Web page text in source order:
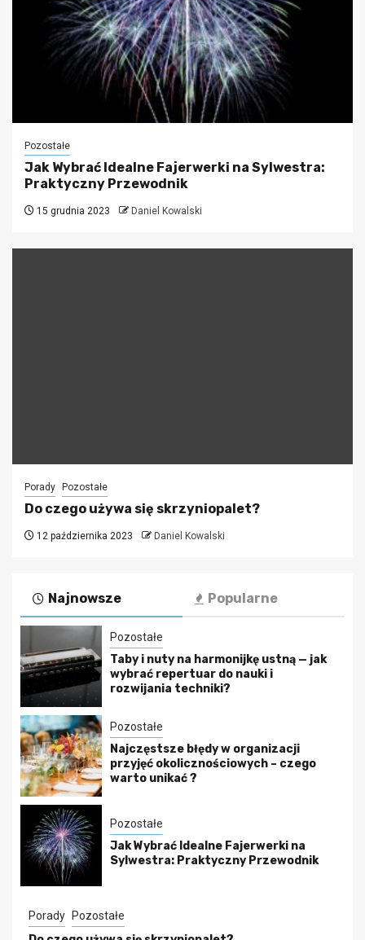
Pozostałe
Jak Wybrać Idealne Fajerwerki na Sylwestra:
Praktyczny Przewodnik
15 grudnia 2023 Daniel Kowalski
Porady Pozostałe
Do czego używa się skrzyniopalet?
12 października 2023 Daniel Kowalski
Najnowsze Popularne
Pozostałe
Taby i nuty na harmonijkę ustną — jak
wybrać repertuar do nauki i
rozwijania techniki?
Pozostałe
Najczęstsze błędy w organizacji
przyjęć okolicznościowych – czego
warto unikać ?
Pozostałe
Jak Wybrać Idealne Fajerwerki na
Sylwestra: Praktyczny Przewodnik
Porady Pozostałe